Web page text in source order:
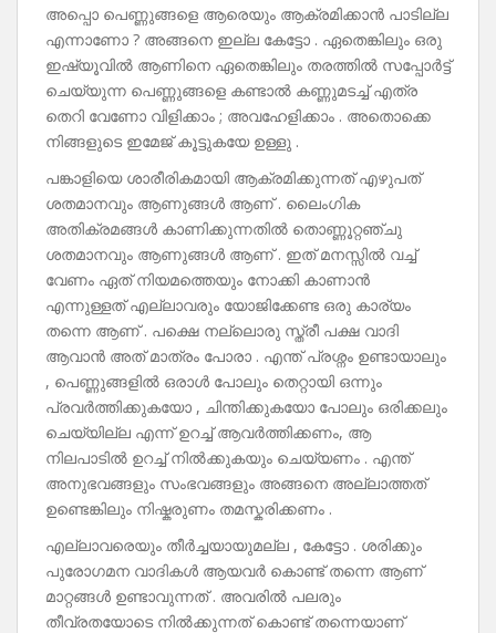
അപ്പൊ പെണ്ണുങ്ങളെ ആരെയും ആക്രമിക്കാൻ പാടില്ല
എന്നാണോ ? അങ്ങനെ ഇല്ല കേട്ടോ . ഏതെങ്കിലും ഒരു
ഇഷ്യൂവിൽ ആണിനെ ഏതെങ്കിലും തരത്തിൽ സപ്പോർട്ട്
ചെയ്യുന്ന പെണ്ണുങ്ങളെ കണ്ടാൽ കണ്ണുമടച്ച് എത്ര
തെറി വേണോ വിളിക്കാം ; അവഹേളിക്കാം . അതൊക്കെ
നിങ്ങളുടെ ഇമേജ് കൂട്ടുകയേ ഉള്ളു .
പങ്കാളിയെ ശാരീരികമായി ആക്രമിക്കുന്നത് എഴുപത്
ശതമാനവും ആണുങ്ങൾ ആണ് . ലൈംഗിക
അതിക്രമങ്ങൾ കാണിക്കുന്നതിൽ തൊണ്ണൂറ്റഞ്ചു
ശതമാനവും ആണുങ്ങൾ ആണ് . ഇത് മനസ്സിൽ വച്ച്
വേണം ഏത് നിയമത്തെയും നോക്കി കാണാൻ
എന്നുള്ളത് എല്ലാവരും യോജിക്കേണ്ട ഒരു കാര്യം
തന്നെ ആണ് . പക്ഷെ നല്ലൊരു സ്ത്രീ പക്ഷ വാദി
ആവാൻ അത് മാത്രം പോരാ . എന്ത് പ്രശ്നം ഉണ്ടായാലും
, പെണ്ണുങ്ങളിൽ ഒരാൾ പോലും തെറ്റായി ഒന്നും
പ്രവർത്തിക്കുകയോ , ചിന്തിക്കുകയോ പോലും ഒരിക്കലും
ചെയ്യില്ല എന്ന് ഉറച്ച് ആവർത്തിക്കണം, ആ
നിലപാടിൽ ഉറച്ച് നിൽക്കുകയും ചെയ്യണം . എന്ത്
അനുഭവങ്ങളും സംഭവങ്ങളും അങ്ങനെ അല്ലാത്തത്
ഉണ്ടെങ്കിലും നിഷ്കരുണം തമസ്കരിക്കണം .
എല്ലാവരെയും തീർച്ചയായുമല്ല , കേട്ടോ . ശരിക്കും
പുരോഗമന വാദികൾ ആയവർ കൊണ്ട് തന്നെ ആണ്
മാറ്റങ്ങൾ ഉണ്ടാവുന്നത് . അവരിൽ പലരും
തീവ്രതയോടെ നിൽക്കുന്നത് കൊണ്ട് തന്നെയാണ്